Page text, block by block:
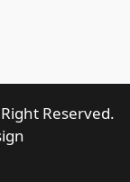
Reserved.